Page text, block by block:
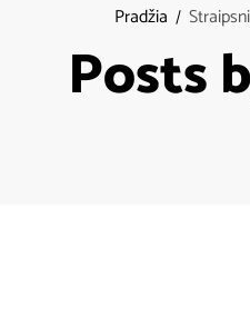
Pradžia
Posts